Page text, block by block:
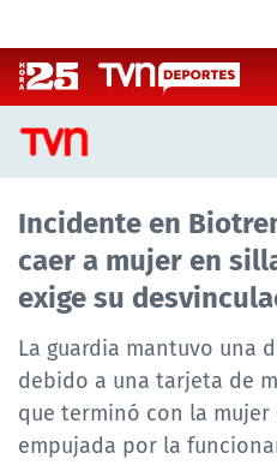
CASTING MASTERCHEF
CASTING TVN VERTICAL
TVN VERTICAL
TVN PLAY
PROGRAMAS
Incidente en
caer a mujer en
exige su
La guardia mantuvo una
debido a una tarjeta de
que terminó con la mujer
empujada por la